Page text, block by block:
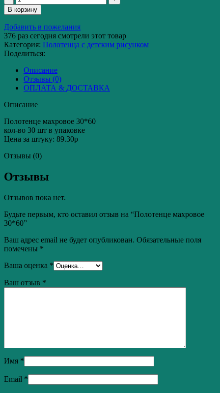
товара
Полотенце
махровое
30*60
В корзину
Добавить в пожелания
376 раз сегодня смотрели этот товар
Категория: Полотенца с детским рисунком
Поделиться:
Описание
Отзывы (0)
ОПЛАТА & ДОСТАВКА
Описание
Полотенце махровое 30*60
кол-во 30 шт в упаковке
Цена за штуку: 89.30р
Отзывы (0)
Отзывы
Отзывов пока нет.
Будьте первым, кто оставил отзыв на “Полотенце махровое
30*60”
Ваш адрес email не будет опубликован. Обязательные поля
помечены *
Ваша оценка *
Ваш отзыв *
Имя *
Email *